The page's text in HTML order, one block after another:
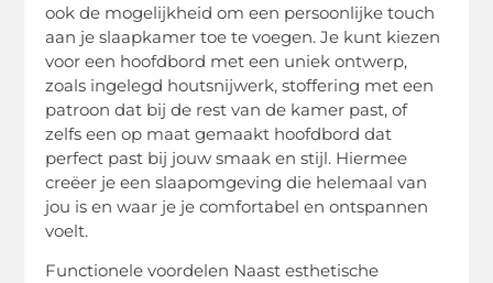
ook de mogelijkheid om een persoonlijke touch
aan je slaapkamer toe te voegen. Je kunt kiezen
voor een hoofdbord met een uniek ontwerp,
zoals ingelegd houtsnijwerk, stoffering met een
patroon dat bij de rest van de kamer past, of
zelfs een op maat gemaakt hoofdbord dat
perfect past bij jouw smaak en stijl. Hiermee
creëer je een slaapomgeving die helemaal van
jou is en waar je je comfortabel en ontspannen
voelt.
Functionele voordelen Naast esthetische